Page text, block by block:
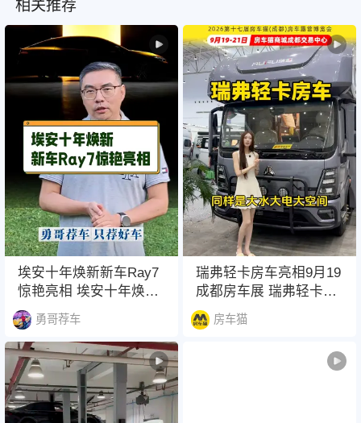
相关推荐
埃安十年焕新新车Ray7
惊艳亮相 埃安十年焕
新，新车Ray7惊艳亮
相！#埃安第十年 #埃安
发布全新车系ray #昊铂
埃安7月销量同比增长32
#埃安ray7
勇哥荐车
瑞弗轻卡房车亮相9月19
成都房车展 瑞弗轻卡房
车亮相9月19-21日成都
房车展 #房车展 #成都房
房车猫